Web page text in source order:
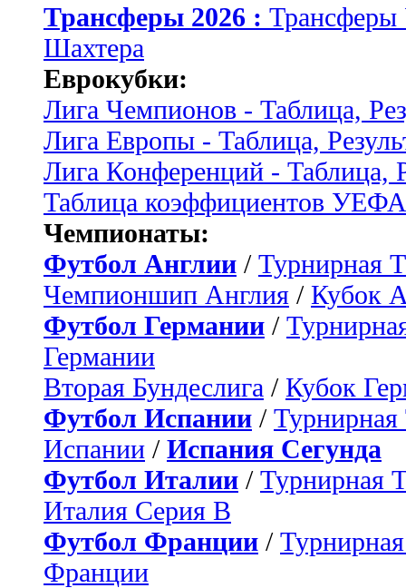
Трансферы 2026 :
Шахтера
Еврокубки:
Лига Чемпионов - Таблица,
Лига Европы - Таблица,
Лига Конференций - Таблица,
Таблица коэффициентов УЕФА
Чемпионаты:
Футбол Англии / Турнирная
Чемпионшип Англия / Кубок
Футбол Германии /
Германии
Вторая Бундеслига / Кубок
Футбол Испании / Турнирная
Испании / Испания Сегунда
Футбол Италии / Турнирная
Италия Серия B
Футбол Франции /
Франции